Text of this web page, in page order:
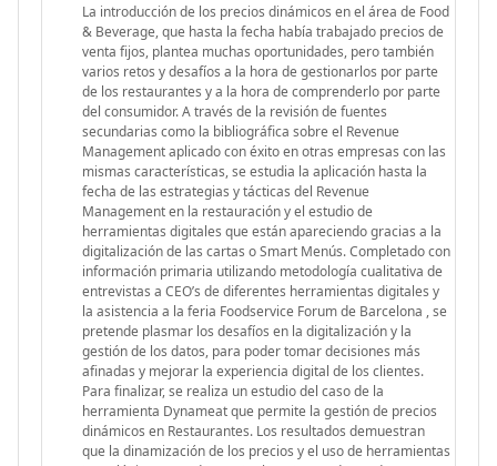
La introducción de los precios dinámicos en el área de Food
& Beverage, que hasta la fecha había trabajado precios de
venta fijos, plantea muchas oportunidades, pero también
varios retos y desafíos a la hora de gestionarlos por parte
de los restaurantes y a la hora de comprenderlo por parte
del consumidor. A través de la revisión de fuentes
secundarias como la bibliográfica sobre el Revenue
Management aplicado con éxito en otras empresas con las
mismas características, se estudia la aplicación hasta la
fecha de las estrategias y tácticas del Revenue
Management en la restauración y el estudio de
herramientas digitales que están apareciendo gracias a la
digitalización de las cartas o Smart Menús. Completado con
información primaria utilizando metodología cualitativa de
entrevistas a CEO’s de diferentes herramientas digitales y
la asistencia a la feria Foodservice Forum de Barcelona , se
pretende plasmar los desafíos en la digitalización y la
gestión de los datos, para poder tomar decisiones más
afinadas y mejorar la experiencia digital de los clientes.
Para finalizar, se realiza un estudio del caso de la
herramienta Dynameat que permite la gestión de precios
dinámicos en Restaurantes. Los resultados demuestran
que la dinamización de los precios y el uso de herramientas